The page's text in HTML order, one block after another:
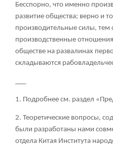
Бесспорно, что именно
развитие общества; верно и
производительные силы, тем
производственные
обществе на развалинах
складываются
1. Подробнее см. раздел
2. Теоретические вопросы,
были разработаны нами
отдела Китая Института